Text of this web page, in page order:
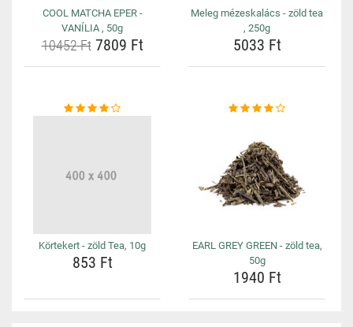
COOL MATCHA EPER -
VANÍLIA , 50g
10452 Ft7809 Ft
Meleg mézeskalács - zöld tea
, 250g
5033 Ft
Körtekert - zöld Tea, 10g
853 Ft
EARL GREY GREEN - zöld tea,
50g
1940 Ft